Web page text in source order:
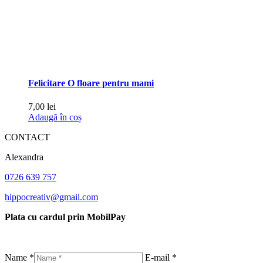
Felicitare O floare pentru mami
7,00 lei
Adaugă în coș
CONTACT
Alexandra
0726 639 757
hippocreativ@gmail.com
Plata cu cardul prin MobilPay
Name * E-mail *